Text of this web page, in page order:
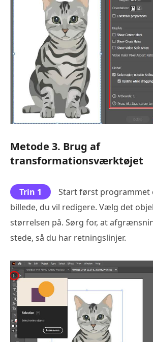
Metode 3. Brug af
transformationsværktøjet
Trin 1
Start først programmet
billede, du vil redigere. Vælg det
størrelsen på. Sørg for, at
stede, så du har retningslinjer.